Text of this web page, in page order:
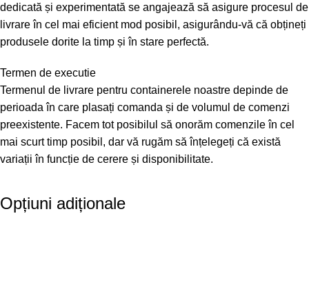
dedicată și experimentată se angajează să asigure procesul de
livrare în cel mai eficient mod posibil, asigurându-vă că obțineți
produsele dorite la timp și în stare perfectă.
Termen de executie
Termenul de livrare pentru containerele noastre depinde de
perioada în care plasați comanda și de volumul de comenzi
preexistente. Facem tot posibilul să onorăm comenzile în cel
mai scurt timp posibil, dar vă rugăm să înțelegeți că există
variații în funcție de cerere și disponibilitate.
Opțiuni adiționale